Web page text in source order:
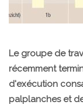
Le groupe de
récemment
d'exécution
palplanches et